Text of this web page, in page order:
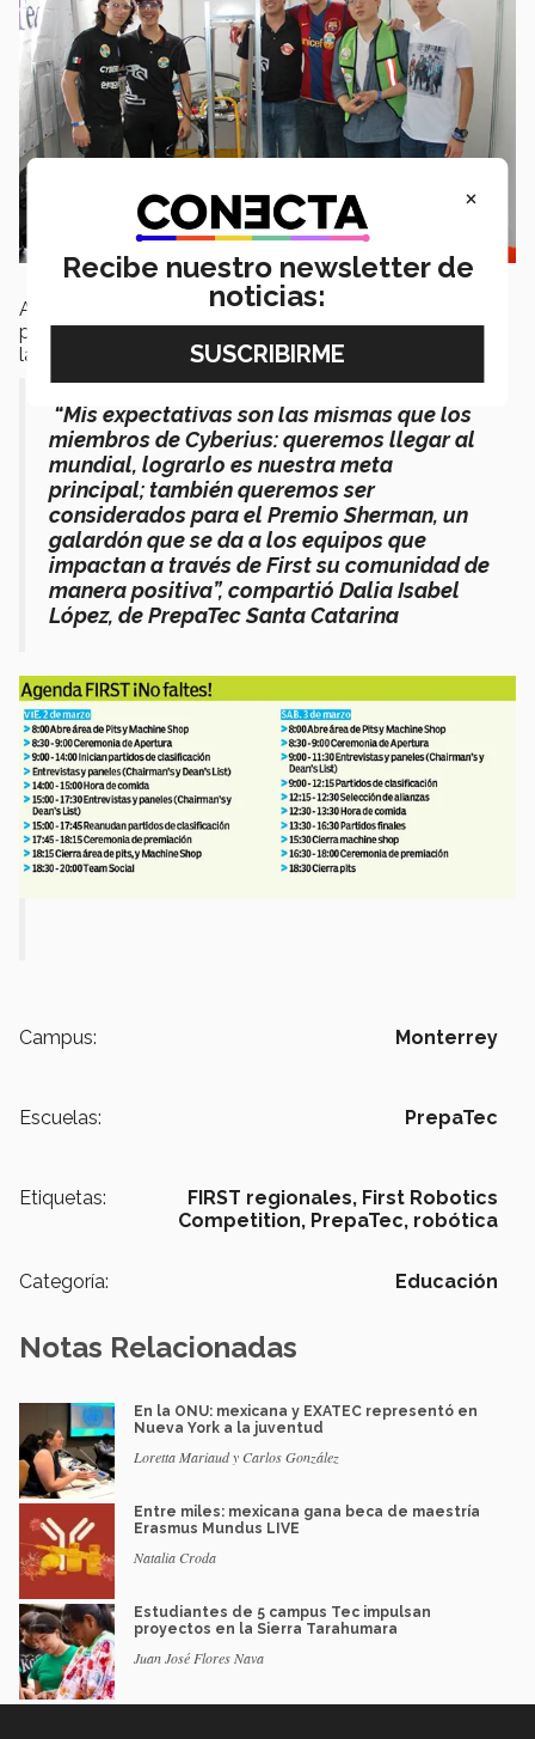
Avanzar al Campeonato Mundial que se realizará el
próximo mes de abril en Houston, Texas, ha sido una de
las mayores motivaciones de los jóvenes participantes.
“Mis expectativas son las mismas que los
miembros de Cyberius: queremos llegar al
mundial, lograrlo es nuestra meta
principal; también queremos ser
considerados para el Premio Sherman, un
galardón que se da a los equipos que
impactan a través de First su comunidad de
manera positiva”, compartió Dalia Isabel
López, de PrepaTec Santa Catarina
Campus: Monterrey
Escuelas: PrepaTec
Etiquetas: FIRST regionales, First Robotics
Competition, PrepaTec, robótica
Categoría: Educación
Notas Relacionadas
En la ONU: mexicana y EXATEC representó en
Nueva York a la juventud
Loretta Mariaud y Carlos González
Entre miles: mexicana gana beca de maestría
Erasmus Mundus LIVE
Natalia Croda
Estudiantes de 5 campus Tec impulsan
proyectos en la Sierra Tarahumara
Juan José Flores Nava
×
Recibe nuestro newsletter de
noticias: